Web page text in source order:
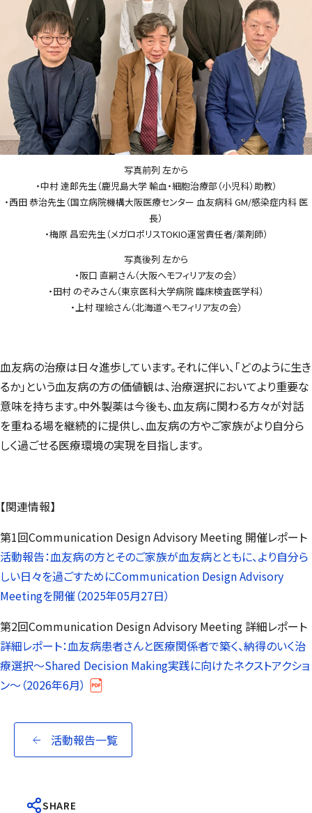
写真前列 左から
・中村 達郎先生（鹿児島大学 輸血・細胞治療部（小児科）助教）
・西田 恭治先生（国立病院機構大阪医療センター 血友病科 GM/感染症内科 医
長）
・梅原 昌宏先生（メガロポリスTOKIO運営責任者/薬剤師）
写真後列 左から
・阪口 直嗣さん（大阪ヘモフィリア友の会）
・田村 のぞみさん（東京医科大学病院 臨床検査医学科）
・上村 理絵さん（北海道ヘモフィリア友の会）
血友病の治療は日々進歩しています。それに伴い、「どのように生き
るか」という血友病の方の価値観は、治療選択においてより重要な
意味を持ちます。中外製薬は今後も、血友病に関わる方々が対話
を重ねる場を継続的に提供し、血友病の方やご家族がより自分ら
しく過ごせる医療環境の実現を目指します。
【関連情報】
第1回Communication Design Advisory Meeting 開催レポート
活動報告：血友病の方とそのご家族が血友病とともに、より自分ら
しい日々を過ごすためにCommunication Design Advisory
Meetingを開催（2025年05月27日）
第2回Communication Design Advisory Meeting 詳細レポート
詳細レポート：血友病患者さんと医療関係者で築く、納得のいく治
療選択～Shared Decision Making実践に向けたネクストアクショ
ン～（2026年6月）
活動報告一覧
SHARE